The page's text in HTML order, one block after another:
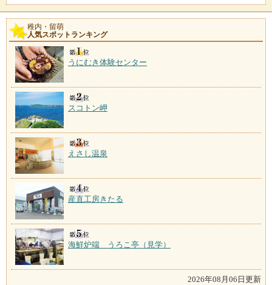
稚内・留萌
人気スポットランキング
うにむき体験センター
スコトン岬
えさし温泉
産直工房きたる
海鮮炉端 うろこ亭（見学）
2026年08月06日更新